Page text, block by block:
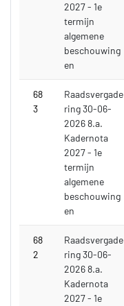
2027 - 1e
termijn
algemene
beschouwing
en
68
3
Raadsvergade
ring 30-06-
2026 8.a.
Kadernota
2027 - 1e
termijn
algemene
beschouwing
en
68
2
Raadsvergade
ring 30-06-
2026 8.a.
Kadernota
2027 - 1e